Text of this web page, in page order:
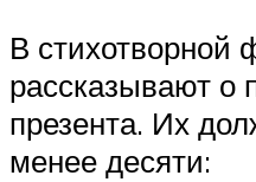
В стихотворной
рассказывают о
презента. Их
менее десяти: